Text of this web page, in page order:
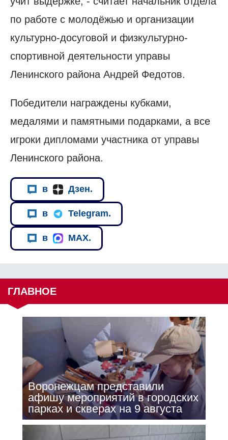
по работе с молодёжью и организации
культурно-досуговой и физкультурно-
спортивной деятельности управы
Ленинского района Андрей Федотов.
Победители награждены кубками,
медалями и памятными подарками, а все
игроки дипломами участника от управы
Ленинского района.
в Дзен.
в Telegram.
в MAX.
ГЛАВНОЕ
Воронежцам представили
афишу мероприятий в городских
парках и скверах на 9 августа